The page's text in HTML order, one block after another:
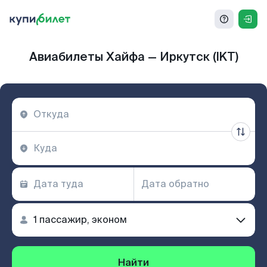
Авиабилеты Хайфа — Иркутск (IKT)
Найти